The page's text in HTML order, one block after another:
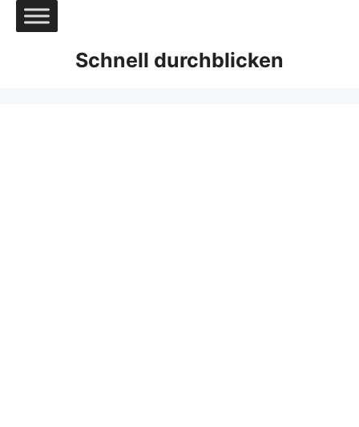
Zum
Inhalt
Schnell durchblicken